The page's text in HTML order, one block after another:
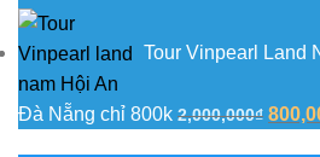
600,000₫.
Tour Vinpearl Land
Đà Nẵng chỉ 800k 2,000,000₫ Giá